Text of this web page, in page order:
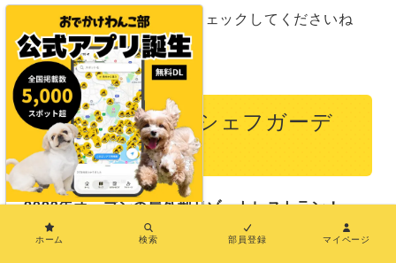
最新情報は施設のSNSをチェックしてくださいね
Instagram
Facebook
【食べる】淡路シェフガーデ
ン by PASONA
2023年オープンの屋外型リゾートレストラン！
テラス席OK
ホーム 検索 部員登録 マイページ